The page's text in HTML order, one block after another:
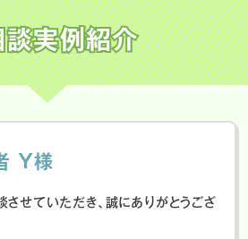
談実例紹介
Y様
せていただき、誠にありがとうござ